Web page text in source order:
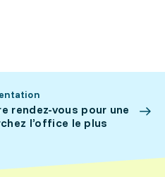
rendez-vous pour une
l’office le plus